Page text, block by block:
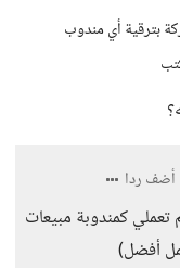
بترقية أي مندوب
أضف ردا
كمندوبة مبيعات
أفضل)